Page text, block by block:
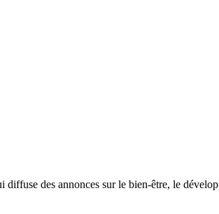
diffuse des annonces sur le bien-être, le